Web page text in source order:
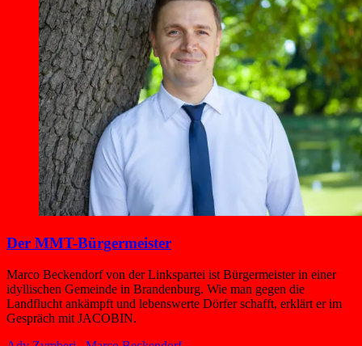
Der MMT-Bürgermeister
Marco Beckendorf von der Linkspartei ist Bürgermeister in einer
idyllischen Gemeinde in Brandenburg. Wie man gegen die
Landflucht ankämpft und lebenswerte Dörfer schafft, erklärt er im
Gespräch mit JACOBIN.